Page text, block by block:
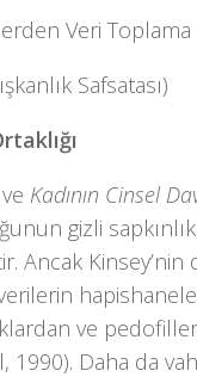
Veri Toplama
Safsatası)
Kadının Cinsel
gizli
Ancak
ve
1990). Daha da